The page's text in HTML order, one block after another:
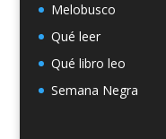
Melobusco
Qué leer
Qué libro leo
Semana Negra